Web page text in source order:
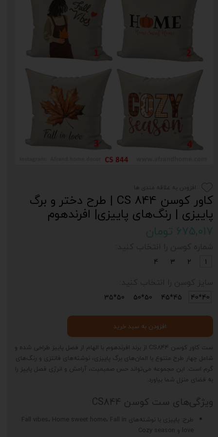
کاور کوسن CS 844 | طرح دختر و برگ
پاییزی | رنگ‌های پاییزی| افرندهوم
۶۷۵,۰۱۷ تومان
ست کاور کوسن CS844 از برند افرندهوم با الهام از فصل پاییز طراحی شده و
شامل چهار طرح متنوع با المان‌های برگ پاییزی، نوشته‌های فانتزی و رنگ‌های
گرم است. این مجموعه می‌تواند حس صمیمیت، آرامش و انرژی فصل پاییز را
به فضای منزل شما بیاورد.
ویژگی‌های ست کوسن CS844
طرح: پاییزی با نوشته‌های Fall vibes، Home sweet home، Fall in
love و Cozy season
1
2
3
4
40*40
45*45
50*50
50*35
افزودن به سبد خرید
افزودن به علاقه مندی ها